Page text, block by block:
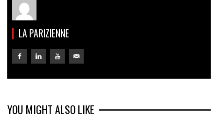
LA PARIZIENNE
YOU MIGHT ALSO LIKE